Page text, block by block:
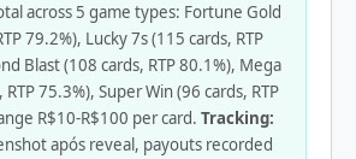
across 5 game types: Fortune Gold
79.2%), Lucky 7s (115 cards, RTP
Blast (108 cards, RTP 80.1%), Mega
RTP 75.3%), Super Win (96 cards, RTP
R$10-R$100 per card. Tracking:
após reveal, payouts recorded